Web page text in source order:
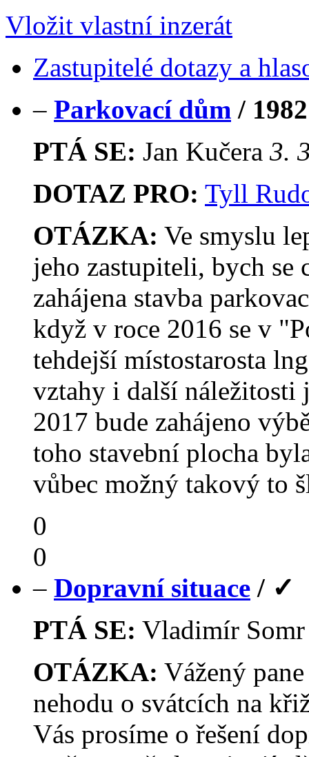
Vložit vlastní inzerát
Zastupitelé dotazy a
– Parkovací dům / 1982
PTÁ SE: Jan Kučera 3.
DOTAZ PRO: Tyll
OTÁZKA: Ve smyslu
jeho zastupiteli, bych se
zahájena stavba
když v roce 2016 se v
tehdejší místostarosta
vztahy i další náležitosti
2017 bude zahájeno
toho stavební plocha
vůbec možný takový to
0
0
– Dopravní situace / ✓
PTÁ SE: Vladimír
OTÁZKA: Vážený
nehodu o svátcích na
Vás prosíme o řešení